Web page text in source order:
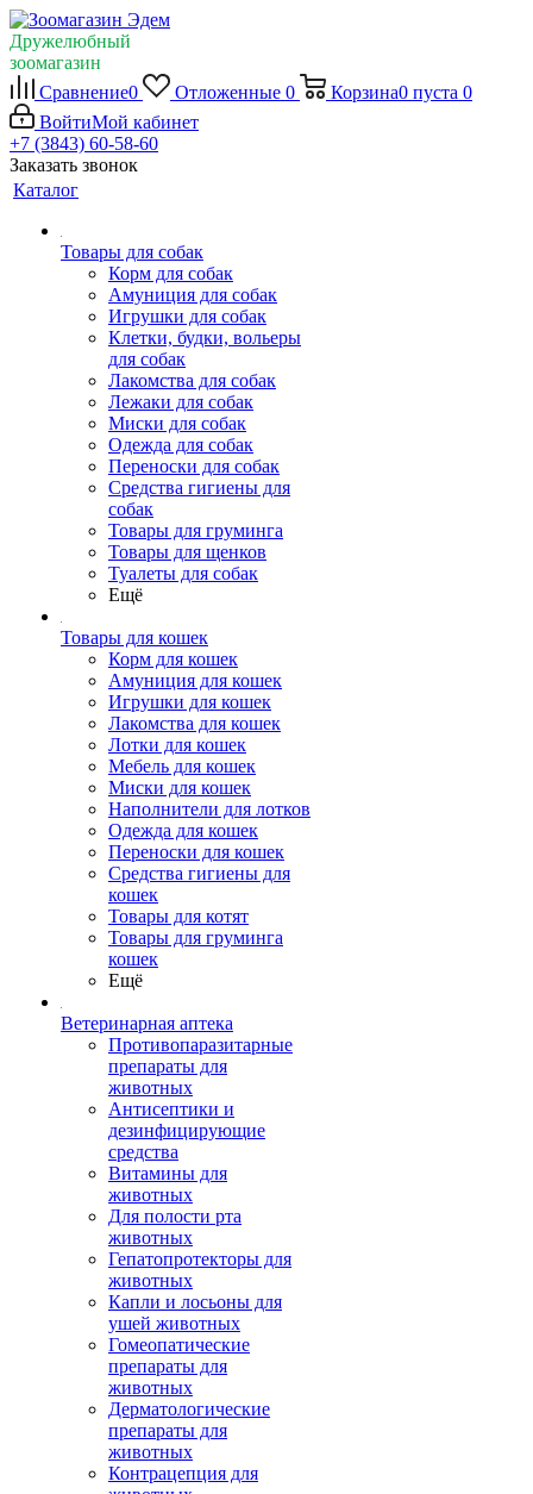
Дружелюбный
зоомагазин
Сравнение0 Отложенные 0 Корзина0 пуста 0
ВойтиМой кабинет
+7 (3843) 60-58-60
Заказать звонок
Каталог
Товары для собак
Корм для собак
Амуниция для собак
Игрушки для собак
Клетки, будки, вольеры
для собак
Лакомства для собак
Лежаки для собак
Миски для собак
Одежда для собак
Переноски для собак
Средства гигиены для
собак
Товары для груминга
Товары для щенков
Туалеты для собак
Ещё
Товары для кошек
Корм для кошек
Амуниция для кошек
Игрушки для кошек
Лакомства для кошек
Лотки для кошек
Мебель для кошек
Миски для кошек
Наполнители для лотков
Одежда для кошек
Переноски для кошек
Средства гигиены для
кошек
Товары для котят
Товары для груминга
кошек
Ещё
Ветеринарная аптека
Противопаразитарные
препараты для
животных
Антисептики и
дезинфицирующие
средства
Витамины для
животных
Для полости рта
животных
Гепатопротекторы для
животных
Капли и лосьоны для
ушей животных
Гомеопатические
препараты для
животных
Дерматологические
препараты для
животных
Контрацепция для